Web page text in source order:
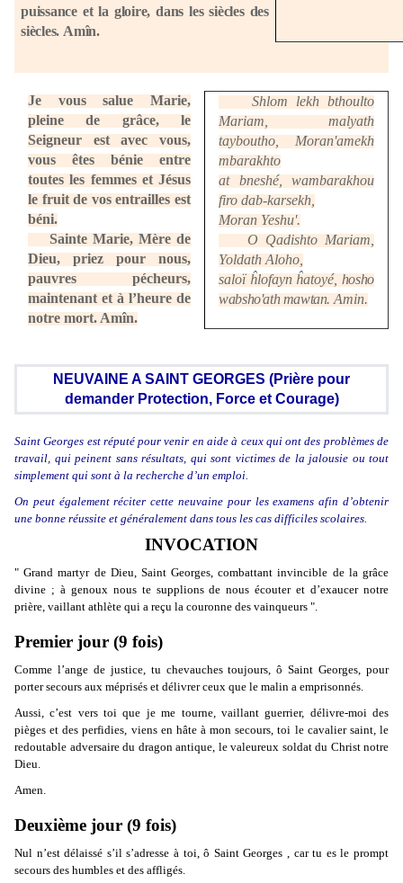
puissance et la gloire, dans les siècles des
siècles. Amîn.
Je vous salue Marie,
pleine de grâce, le
Seigneur est avec vous,
vous êtes bénie entre
toutes les femmes et Jésus
le fruit de vos entrailles est
béni.
Sainte Marie, Mère de
Dieu, priez pour nous,
pauvres pécheurs,
maintenant et à l’heure de
notre mort. Amîn.
Shlom lekh bthoulto
Mariam, malyath
tayboutho, Moran'amekh
mbarakhto
at bneshé, wambarakhou
firo dab-karsekh,
Moran Yeshu'.
O Qadishto Mariam,
Yoldath Aloho,
saloï ĥlofayn ĥatoyé, hosho
wabsho'ath mawtan. Amin.
NEUVAINE A SAINT GEORGES (Prière pour
demander Protection, Force et Courage)
Saint Georges est réputé pour venir en aide à ceux qui ont des problèmes de
travail, qui peinent sans résultats, qui sont victimes de la jalousie ou tout
simplement qui sont à la recherche d’un emploi.
On peut également réciter cette neuvaine pour les examens afin d’obtenir
une bonne réussite et généralement dans tous les cas difficiles scolaires.
INVOCATION
" Grand martyr de Dieu, Saint Georges, combattant invincible de la grâce
divine ; à genoux nous te supplions de nous écouter et d’exaucer notre
prière, vaillant athlète qui a reçu la couronne des vainqueurs ".
Premier jour (9 fois)
Comme l’ange de justice, tu chevauches toujours, ô Saint Georges, pour
porter secours aux méprisés et délivrer ceux que le malin a emprisonnés.
Aussi, c’est vers toi que je me tourne, vaillant guerrier, délivre-moi des
pièges et des perfidies, viens en hâte à mon secours, toi le cavalier saint, le
redoutable adversaire du dragon antique, le valeureux soldat du Christ notre
Dieu.
Amen.
Deuxième jour (9 fois)
Nul n’est délaissé s’il s’adresse à toi, ô Saint Georges , car tu es le prompt
secours des humbles et des affligés.